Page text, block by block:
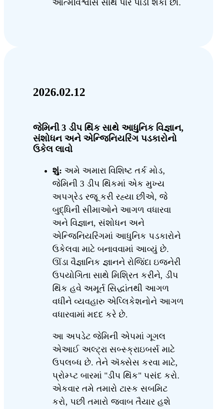
આત્મવિશ્વાસ સાથે પાર પાડી શકો છો.
2026.02.12
જેમિની 3 ડીપ થિંક સાથે આધુનિક વિજ્ઞાન,
સંશોધન અને એન્જિનિયરિંગ પડકારોનો
ઉકેલ લાવો
શું: અમે અમારા વિશિષ્ટ તર્ક મોડ,
જેમિની 3 ડીપ થિંકમાં એક મુખ્ય
અપગ્રેડ રજૂ કરી રહ્યા છીએ, જે
બુદ્ધિની સીમાઓને આગળ વધારવા
અને વિજ્ઞાન, સંશોધન અને
એન્જિનિયરિંગમાં આધુનિક પડકારોને
ઉકેલવા માટે બનાવવામાં આવ્યું છે.
ઊંડા વૈજ્ઞાનિક જ્ઞાનને રોજિંદા ઇજનેરી
ઉપયોગિતા સાથે મિશ્રિત કરીને, ડીપ
થિંક હવે અમૂર્ત સિદ્ધાંતથી આગળ
વધીને વ્યવહારુ એપ્લિકેશનોને આગળ
વધારવામાં મદદ કરે છે.
આ અપડેટ જેમિની એપમાં ગૂગલ
એઆઈ અલ્ટ્રા સબ્સ્ક્રાઇબર્સ માટે
ઉપલબ્ધ છે. તેને ઍક્સેસ કરવા માટે,
પ્રોમ્પ્ટ બારમાં "ડીપ થિંક" પસંદ કરો.
એકવાર તમે તમારો ટાસ્ક સબમિટ
કરો, પછી તમારો જવાબ તૈયાર હશે